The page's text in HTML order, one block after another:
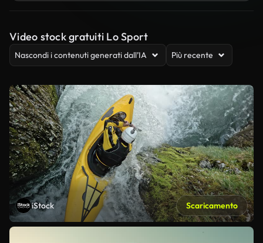
Video stock gratuiti Lo Sport
Nascondi i contenuti generati dall’IA Più recente
iStock Scaricamento